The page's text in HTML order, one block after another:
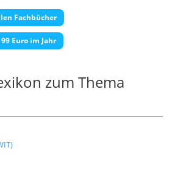
Fachbücher
Euro im Jahr
zum Thema